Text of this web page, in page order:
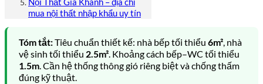
mua nội thất nhập khẩu uy tín
Tóm tắt:Tiêu chuẩn thiết kế: nhà bếp tối thiểu 6m², nhà
vệ sinh tối thiểu 2.5m². Khoảng cách bếp–WC tối thiểu
1.5m. Cần hệ thống thông gió riêng biệt và chống thấm
đúng kỹ thuật.